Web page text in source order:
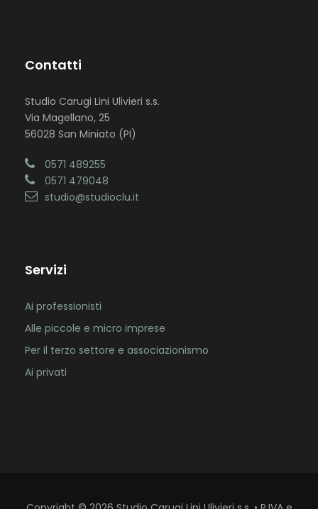
Contatti
Studio Carugi Lini Ulivieri s.s.
Via Magellano, 25
56028 San Miniato (PI)
0571 489255
0571 479048
studio@studioclu.it
Servizi
Ai professionisti
Alle piccole e micro imprese
Per il terzo settore e associazionismo
Ai privati